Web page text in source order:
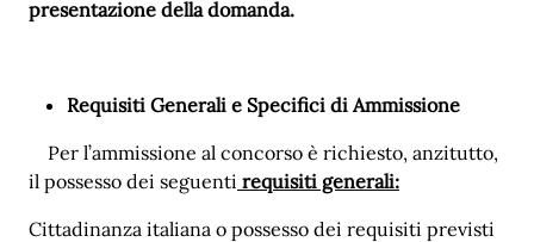
presentazione della domanda.
Requisiti Generali e Specifici di Ammissione
Per l’ammissione al concorso è richiesto, anzitutto,
il possesso dei seguenti requisiti generali:
Cittadinanza italiana o possesso dei requisiti previsti